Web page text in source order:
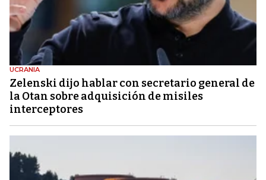
UCRANIA
Zelenski dijo hablar con secretario general de
la Otan sobre adquisición de misiles
interceptores